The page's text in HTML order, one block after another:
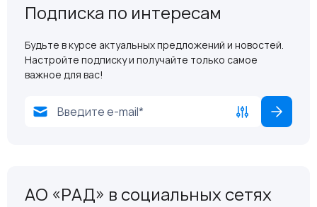
Подписка по интересам
Будьте в курсе актуальных предложений и новостей.
Настройте подписку и получайте только самое
важное для вас!
АО «РАД» в социальных сетях